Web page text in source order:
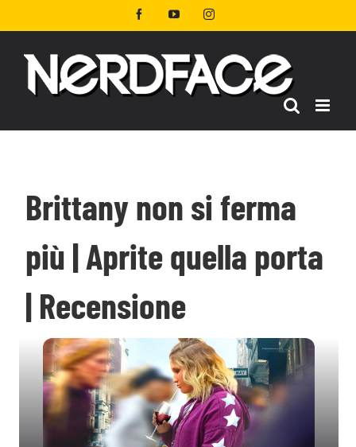
al
FacebookYouTubeInstagram
Brittany non si ferma
più | Aprite quella porta
| Recensione